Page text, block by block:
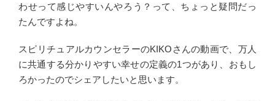
わせって感じやすいんやろう？って、ちょっと疑問だっ
たんですよね。
スピリチュアルカウンセラーのKIKOさんの動画で、万人
に共通する分かりやすい幸せの定義の1つがあり、おもし
ろかったのでシェアしたいと思います。